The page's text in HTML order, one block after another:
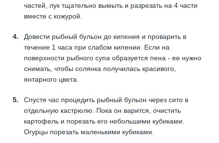
частей, лук тщательно вымыть и разрезать на 4 части
вместе с кожурой.
Довести рыбный бульон до кипения и проварить в
течение 1 часа при слабом кипении. Если на
поверхности рыбного супа образуется пена - ее нужно
снимать, чтобы солянка получилась красивого,
янтарного цвета.
Спустя час процедить рыбный бульон через сито в
отдельную кастрюлю. Пока он варится, очистить
картофель и порезать его небольшими кубиками.
Огурцы порезать маленькими кубиками.